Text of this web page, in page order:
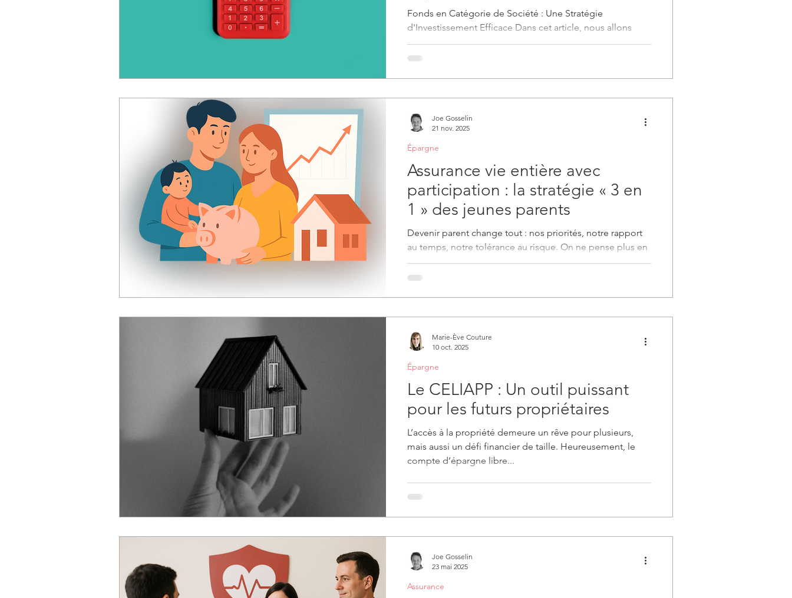
Fonds en Catégorie de Société : Une Stratégie
d'Investissement Efficace Dans cet article, nous allons
explorer une stratégie d'investissement efficace pour les
entreprises : les Fonds en Catégorie de Société. Cette
minimisant les impôts et en maximisant les rendements. À
travers l'histoire de Luc, un entrepreneur prospère, nous
allons démontrer comment les Fonds en C
Assurance vie entière avec
participation : la stratégie « 3 en
1 » des jeunes parents
Devenir parent change tout : nos priorités, notre rapport
au temps, notre tolérance au risque. On ne pense plus en
trimestres boursiers, mais en décennies. Comment
maintenir le train de vie de la famille si l’un des parents
notre enfant un réel tremplin pour l’achat d’une première
propriété, au bon moment, sans devoir liquider des
placements dans de mauvaises conditions? L’a
Épargne
Joe Gosselin
21 nov. 2025
Le CELIAPP : Un outil puissant
pour les futurs propriétaires
L’accès à la propriété demeure un rêve pour plusieurs,
mais aussi un défi financier de taille. Heureusement, le
compte d’épargne libre...
Épargne
Marie-Ève Couture
10 oct. 2025
Assurance
Joe Gosselin
23 mai 2025